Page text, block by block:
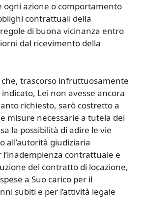
ogni azione o comportamento
contrattuali della
di buona vicinanza entro
dal ricevimento della
che, trascorso infruttuosamente
Lei non avesse ancora
richiesto, sarò costretto a
misure necessarie a tutela dei
la possibilità di adire le vie
all’autorità giudiziaria
contrattuale e
del contratto di locazione,
a Suo carico per il
subiti e per l’attività legale